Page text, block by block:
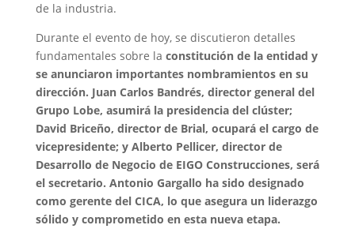
de la industria.
Durante el evento de hoy, se discutieron detalles
fundamentales sobre la constitución de la entidad y
se anunciaron importantes nombramientos en su
dirección. Juan Carlos Bandrés, director general del
Grupo Lobe, asumirá la presidencia del clúster;
David Briceño, director de Brial, ocupará el cargo de
vicepresidente; y Alberto Pellicer, director de
Desarrollo de Negocio de EIGO Construcciones, será
el secretario. Antonio Gargallo ha sido designado
como gerente del CICA, lo que asegura un liderazgo
sólido y comprometido en esta nueva etapa.